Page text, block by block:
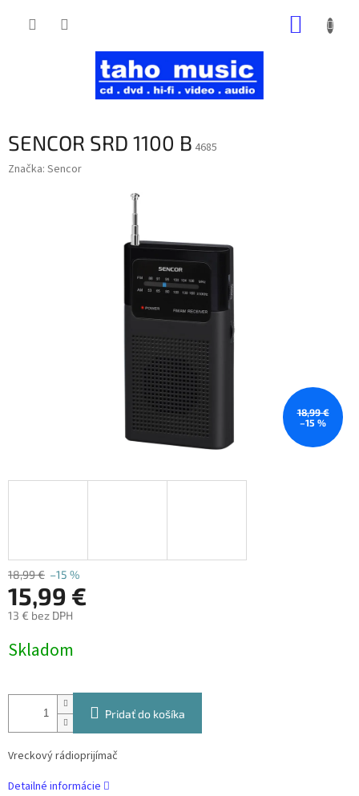
SENCOR SRD 1100 B 4685
Značka: Sencor
18,99 €
–15 %
18,99 € –15 %
15,99 €
13 € bez DPH
cena:
Skladom
Pridať do košíka
Vreckový rádioprijímač
Detailné informácie